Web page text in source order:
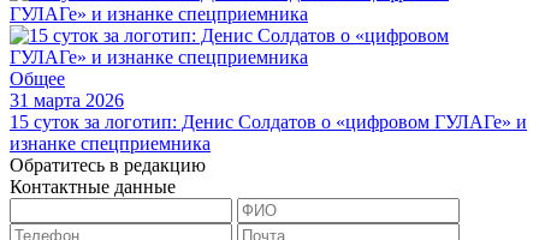
Общее
31 марта 2026
15 суток за логотип: Денис Солдатов о «цифровом ГУЛАГе» и
изнанке спецприемника
Обратитесь в редакцию
Контактные данные